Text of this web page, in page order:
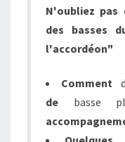
N'oubliez pas
des basses
l'accordéon"
Comment
de basse